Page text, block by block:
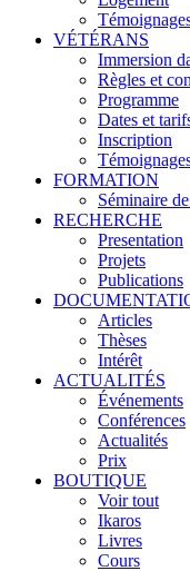
VÉTÉRANS
Immersion
Règles et
Programme
Dates et
Inscription
FORMATION
Séminaire
RECHERCHE
Presentation
Projets
Publications
Articles
Thèses
Intérêt
ACTUALITÉS
Événements
Conférences
Actualités
Prix
BOUTIQUE
Voir tout
Ikaros
Livres
Cours